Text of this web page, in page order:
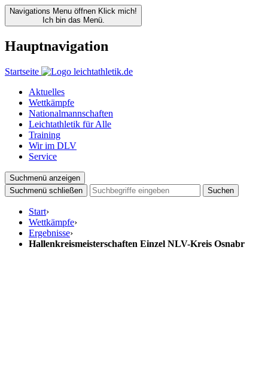
Navigations Menu öffnen Klick mich!
Ich bin das Menü.
Hauptnavigation
Startseite
Aktuelles
Wettkämpfe
Nationalmannschaften
Leichtathletik für Alle
Training
Wir im DLV
Service
Suchmenü anzeigen
Suchmenü schließen
Suchen
Start›
Wettkämpfe›
Ergebnisse›
Hallenkreismeisterschaften Einzel NLV-Kreis Osnabr